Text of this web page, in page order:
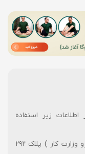
زیر استفاده
خ آزادی نبش کوچه آذر شهر (روبرو وزارت کار ) پلاک ۲۹۲